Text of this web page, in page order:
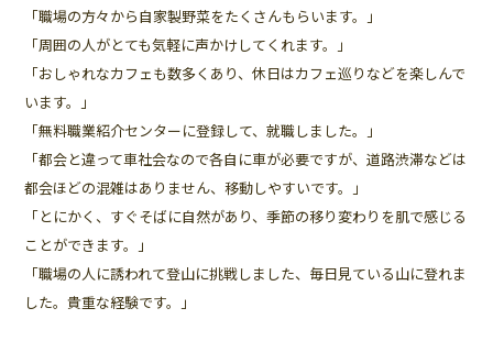
「職場の方々から自家製野菜をたくさんもらいます。」
「周囲の人がとても気軽に声かけしてくれます。」
「おしゃれなカフェも数多くあり、休日はカフェ巡りなどを楽しんで
います。」
「無料職業紹介センターに登録して、就職しました。」
「都会と違って車社会なので各自に車が必要ですが、道路渋滞などは
都会ほどの混雑はありません、移動しやすいです。」
「とにかく、すぐそばに自然があり、季節の移り変わりを肌で感じる
ことができます。」
「職場の人に誘われて登山に挑戦しました、毎日見ている山に登れま
した。貴重な経験です。」